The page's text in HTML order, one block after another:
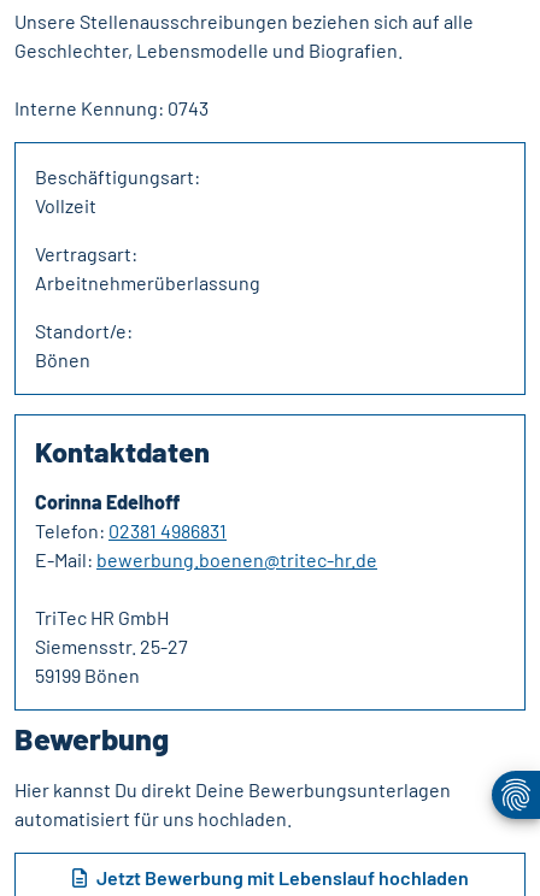
Unsere Stellenausschreibungen beziehen sich auf alle
Geschlechter, Lebensmodelle und Biografien.
Interne Kennung: 0743
Beschäftigungsart:
Vollzeit
Vertragsart:
Arbeitnehmerüberlassung
Standort/e:
Bönen
Kontaktdaten
Corinna Edelhoff
Telefon: 02381 4986831
E-Mail: bewerbung.boenen@tritec-hr.de
TriTec HR GmbH
Siemensstr. 25-27
59199 Bönen
Bewerbung
Hier kannst Du direkt Deine Bewerbungsunterlagen
automatisiert für uns hochladen.
Jetzt Bewerbung mit Lebenslauf hochladen